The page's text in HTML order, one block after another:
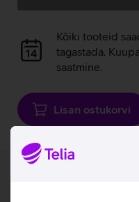
Andmete
laadimine
Kõiki tooteid
tagastada.
saatmine.
Lisan ostukorvi